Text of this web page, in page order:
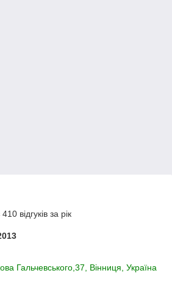
відгуків за рік
Гальчевського,37, Вінниця, Україна